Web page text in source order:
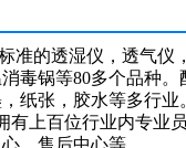
准的透湿仪，透气仪
毒锅等80多个品种。
纸张，胶水等多行
上百位行业内专业
，售后中心等。